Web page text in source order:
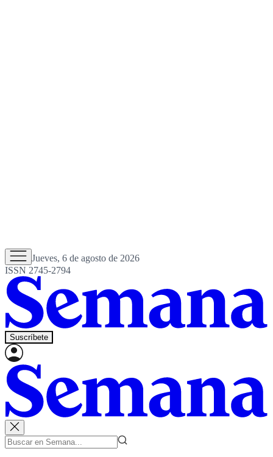
Jueves, 6 de agosto de 2026
ISSN 2745-2794
Suscríbete